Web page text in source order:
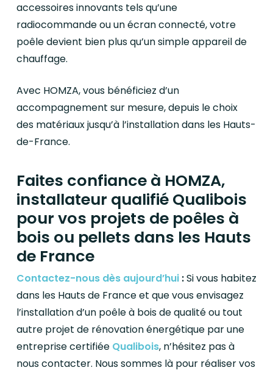
accessoires innovants tels qu’une
radiocommande ou un écran connecté, votre
poêle devient bien plus qu’un simple appareil de
chauffage.
Avec HOMZA, vous bénéficiez d’un
accompagnement sur mesure, depuis le choix
des matériaux jusqu’à l’installation dans les Hauts-
de-France.
Faites confiance à HOMZA,
installateur qualifié Qualibois
pour vos projets de poêles à
bois ou pellets dans les Hauts
de France
Contactez-nous dès aujourd’hui:Si vous habitez
dans les Hauts de France et que vous envisagez
l’installation d’un poêle à bois de qualité ou tout
autre projet de rénovation énergétique par une
entreprise certifiée Qualibois, n’hésitez pas à
nous contacter. Nous sommes là pour réaliser vos